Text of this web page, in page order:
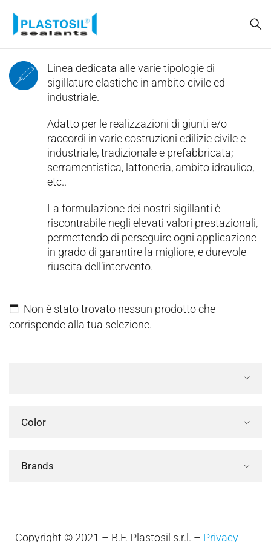
Linea dedicata alle varie tipologie di
sigillature elastiche in ambito civile ed
industriale.
Adatto per le realizzazioni di giunti e/o
raccordi in varie costruzioni edilizie civile e
industriale, tradizionale e prefabbricata;
serramentistica, lattoneria, ambito idraulico,
etc..
La formulazione dei nostri sigillanti è
riscontrabile negli elevati valori prestazionali,
permettendo di perseguire ogni applicazione
in grado di garantire la migliore, e durevole
riuscita dell’intervento.
Non è stato trovato nessun prodotto che
corrisponde alla tua selezione.
Color
Brands
Copyright © 2021 – B.F. Plastosil s.r.l. – Privacy